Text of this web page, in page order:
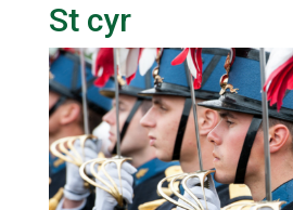
St cyr